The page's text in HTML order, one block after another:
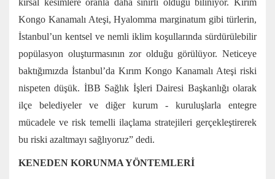
kırsal kesimlere oranla daha sınırlı olduğu biliniyor. Kırım
Kongo Kanamalı Ateşi, Hyalomma marginatum gibi türlerin,
İstanbul’un kentsel ve nemli iklim koşullarında sürdürülebilir
popülasyon oluşturmasının zor olduğu görülüyor. Neticeye
baktığımızda İstanbul’da Kırım Kongo Kanamalı Ateşi riski
nispeten düşük. İBB Sağlık İşleri Dairesi Başkanlığı olarak
ilçe belediyeler ve diğer kurum - kuruluşlarla entegre
mücadele ve risk temelli ilaçlama stratejileri gerçekleştirerek
bu riski azaltmayı sağlıyoruz” dedi.
KENEDEN KORUNMA YÖNTEMLERİ